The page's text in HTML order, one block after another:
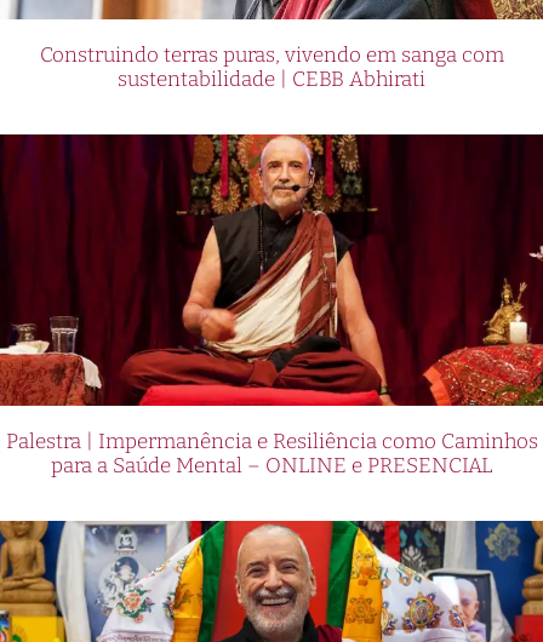
Construindo terras puras, vivendo em sanga com
sustentabilidade | CEBB Abhirati
Palestra | Impermanência e Resiliência como Caminhos
para a Saúde Mental – ONLINE e PRESENCIAL